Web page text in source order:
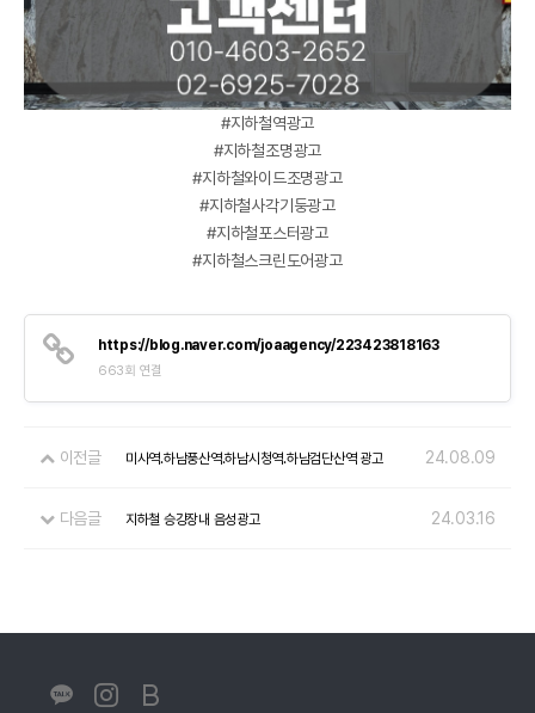
#지하철역광고
#지하철조명광고
#지하철와이드조명광고
#지하철사각기둥광고
#지하철포스터광고
#지하철스크린도어광고
https://blog.naver.com/joaagency/223423818163
663회 연결
이전글 미사역.하남풍산역.하남시청역.하남검단산역 광고 24.08.09
다음글 지하철 승강장내 음성광고 24.03.16